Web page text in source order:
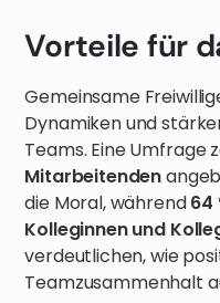
Vorteile für
Gemeinsame
Dynamiken und
Teams. Eine Umfrage
Mitarbeitenden
die Moral, während64
Kolleginnen und
verdeutlichen, wie
Teamzusammenhalt